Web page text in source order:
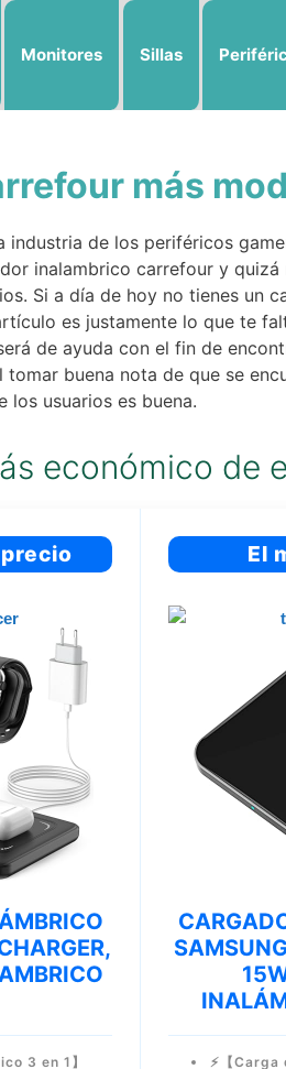
Monitores Sillas
más
industria de los periféricos
inalambrico carrefour y quizá
Si a día de hoy no tienes un
es justamente lo que te
de ayuda con el fin de
buena nota de que se
los usuarios es buena.
económico de
3 en 1】
El
⚡【